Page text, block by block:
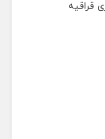
قراقیه